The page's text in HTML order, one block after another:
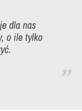
dla nas
o ile tylko